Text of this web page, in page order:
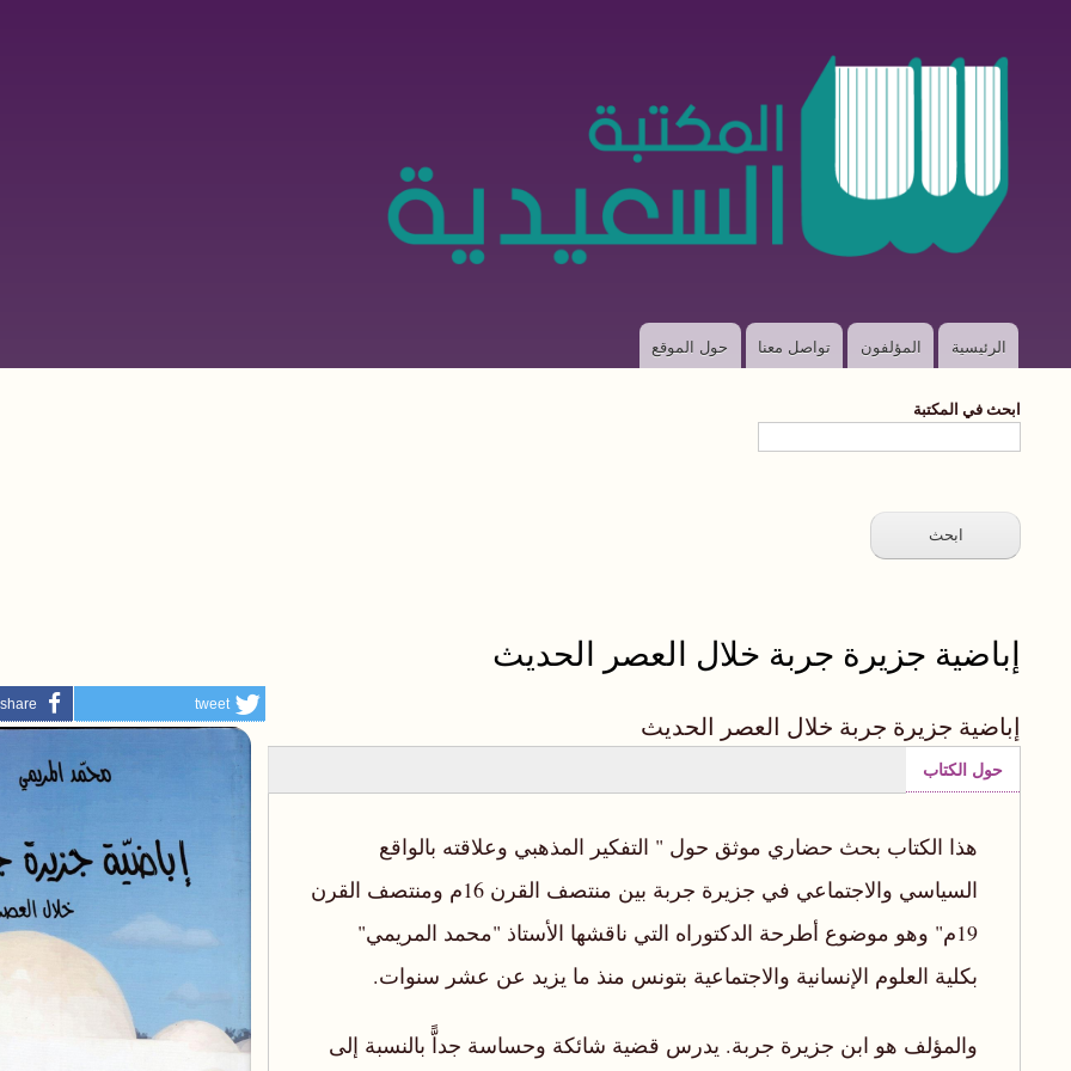
Mainالرئيسية المؤلفون تواصل معنا حول الموقع
ابحث في المكتبة
إباضية جزيرة جربة خلال العصر الحديث
إباضية جزيرة جربة خلال العصر الحديث
حول الكتاب
(علامة
النشطة)
هذا الكتاب بحث حضاري موثق حول " التفكير المذهبي وعلاقته بالواقع
السياسي والاجتماعي في جزيرة جربة بين منتصف القرن 16م ومنتصف القرن
19م" وهو موضوع أطرحة الدكتوراه التي ناقشها الأستاذ "محمد المريمي"
بكلية العلوم الإنسانية والاجتماعية بتونس منذ ما يزيد عن عشر سنوات.
والمؤلف هو ابن جزيرة جربة. يدرس قضية شائكة وحساسة جداًّ بالنسبة إلى
tweet
share